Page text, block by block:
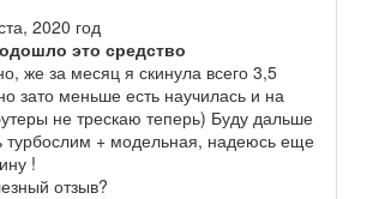
2020 год
это средство
же за месяц я скинула всего 3,5
зато меньше есть научилась и на
не трескаю теперь) Буду дальше
турбослим + модельная, надеюсь еще
!
отзыв?